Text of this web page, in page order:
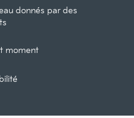
donnés par des
moment